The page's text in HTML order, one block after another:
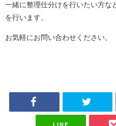
一緒に整理仕分けを行いたい方な
を行います。
お気軽にお問い合わせください。
LINE